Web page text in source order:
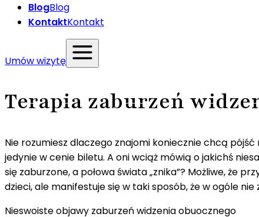
BlogBlog
KontaktKontakt
Umów wizytę
Terapia zaburzeń
Nie rozumiesz dlaczego znajomi koniecznie chcą
jedynie w cenie biletu. A oni wciąż mówią o jakichś
się zaburzone, a połowa świata „znika”? Możliwe, że
dzieci, ale manifestuje się w taki sposób, że w ogóle
Nieswoiste objawy zaburzeń widzenia obuocznego